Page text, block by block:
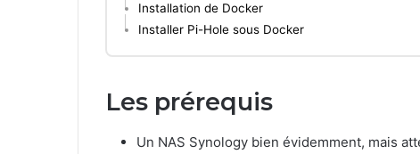
Installation de Docker
Installer Pi-Hole sous Docker
Les prérequis
Un NAS Synology bien évidemment, mais